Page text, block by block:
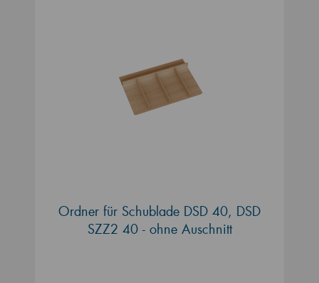
Ordner für Schublade DSD 40, DSD
SZZ2 40 - ohne Auschnitt